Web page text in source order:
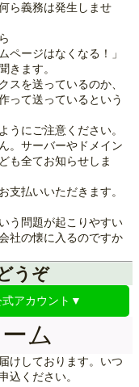
ら義務は発生しませ
ページはなくなる！」
きます。
スを送っているのか、
って送っているという
うにご注意ください。
。サーバーやドメイン
も全てお知らせしま
支払いいただきます。
う問題が起こりやすい
社の懐に入るのですか
うぞ
式アカウント▼
ム
けしております。いつ
込ください。